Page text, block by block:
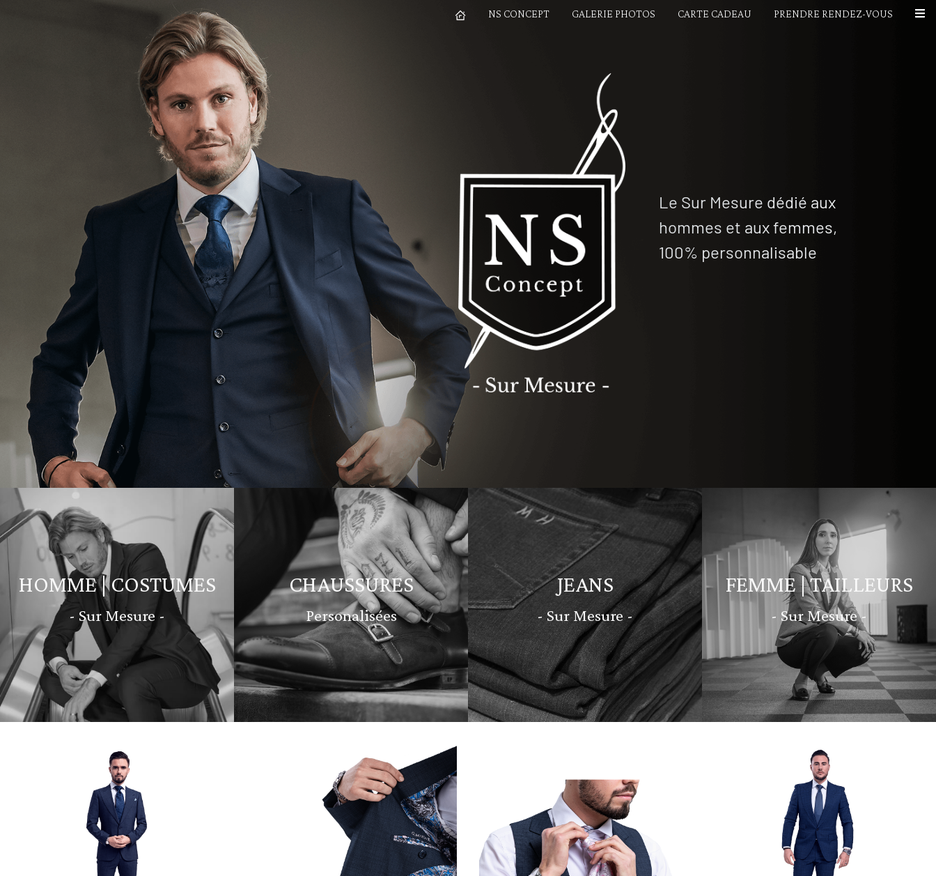
NS CONCEPT GALERIE PHOTOS CARTE CADEAU PRENDRE RENDEZ-VOUS
Le Sur Mesure dédié aux
hommes et aux femmes,
100% personnalisable
HOMME | COSTUMES
- Sur Mesure -
CHAUSSURES
Personalisées
JEANS
- Sur Mesure -
FEMME | TAILLEURS
- Sur Mesure -